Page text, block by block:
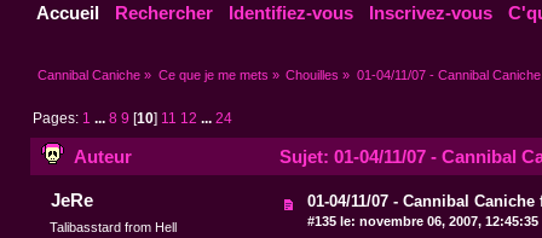
Accueil Rechercher Identifiez-vous Inscrivez-vous
Cannibal Caniche » Ce que je me mets » Chouilles » 01-04/11/07 - Cannibal
Pages: 1 ...8 9 [10] 11 12 ...24
Auteur Sujet: 01-04/11/07 - Cannibal
JeRe
Talibasstard from Hell
01-04/11/07 - Cannibal
#135 le: novembre 06, 2007, 12:45:35